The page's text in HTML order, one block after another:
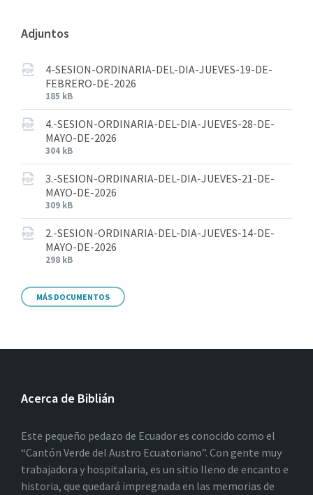
Adjuntos
4-SESION-ORDINARIA-DEL-DIA-JUEVES-19-DE-
FEBRERO-DE-2026
185 kB
4.-SESION-ORDINARIA-DEL-DIA-JUEVES-28-DE-
MAYO-DE-2026
304 kB
3.-SESION-ORDINARIA-DEL-DIA-JUEVES-21-DE-
MAYO-DE-2026
309 kB
2.-SESION-ORDINARIA-DEL-DIA-JUEVES-14-DE-
MAYO-DE-2026
298 kB
MÁS DOCUMENTOS
Acerca de Biblián
Este pequeño pedazo de Ecuador es conocido como el
“Cantón Verde del Austro Ecuatoriano”. Con gente muy
trabajadora y hospitalaria, es un sitio lleno de encanto e
historia, que quedará impregnada en las memorias de